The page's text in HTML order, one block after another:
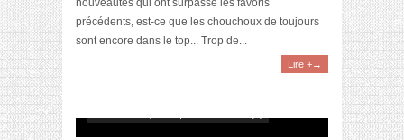
nouveautés qui ont surpassé les favoris
précédents, est-ce que les chouchoux de toujours
sont encore dans le top... Trop de...
Lire +→